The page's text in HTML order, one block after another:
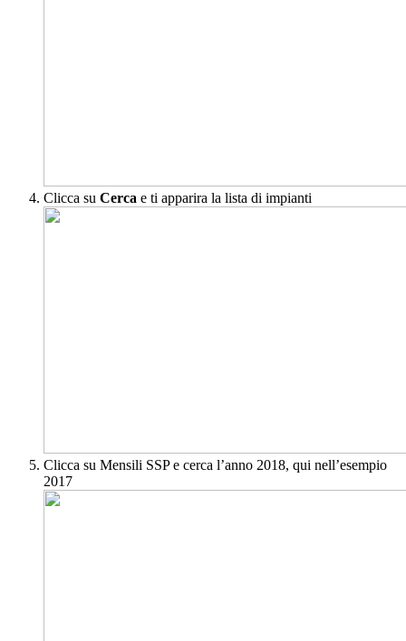
Clicca su Cerca e ti apparira la lista di impianti
Clicca su Mensili SSP e cerca l’anno 2018, qui nell’esempio
2017